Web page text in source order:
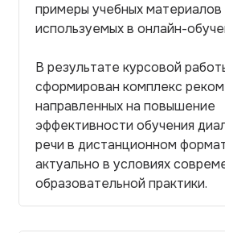
примеры учебных
используемых в онлайн-
В результате курсовой
сформирован комплекс
направленных на повышение
эффективности обучения
речи в дистанционном
актуально в условиях
образовательной практики.